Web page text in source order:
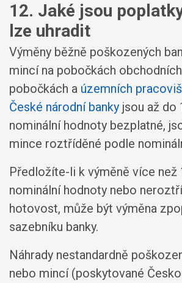
12. Jaké jsou
lze uhradit
Výměny běžně poškozených
mincí na pobočkách
pobočkách a územních
České národní banky jsou až do
nominální hodnoty bezplatné,
mince roztříděné podle
Předložíte-li k výměně více než
nominální hodnoty nebo
hotovost, může být výměna
sazebníku banky.
Náhrady nestandardně
nebo mincí (poskytované